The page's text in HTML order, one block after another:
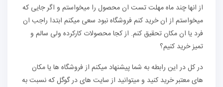
از انها چند ماه مهلت تست ان محصول را میخواستم و اگر جایی که
میخواستم از ان خرید کنم فروشگاه نبود سعی میکنم ابتدا راجب ان
فرد یا ان مکان تحقیق کنم. از کجا محصولات کارکرده ولی سالم و
تمیز خرید کنیم؟
در کل در این رابطه به شما پیشنهاد میکنم از فروشگاه ها یا مکان
های معتبر خرید کنید و میتوانید از سایت های در گوگل که نسبت به